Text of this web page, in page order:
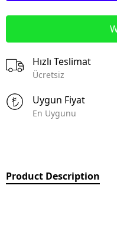
Hızlı Teslimat
Ücretsiz
Uygun Fiyat
En Uygunu
Product Description